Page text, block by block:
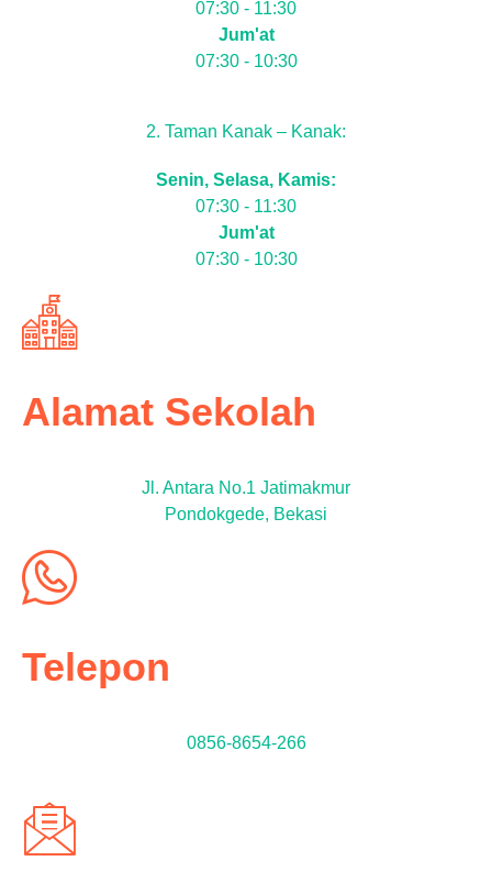
07:30 - 11:30
Jum'at
07:30 - 10:30
2. Taman Kanak – Kanak:
Senin, Selasa, Kamis:
07:30 - 11:30
Jum'at
07:30 - 10:30
Alamat Sekolah
Jl. Antara No.1 Jatimakmur
Pondokgede, Bekasi
Telepon
0856-8654-266